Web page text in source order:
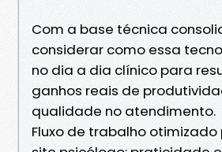
Com a base técnica
considerar como essa
no dia a dia clínico para
ganhos reais de
qualidade no atendimento.
Fluxo de trabalho